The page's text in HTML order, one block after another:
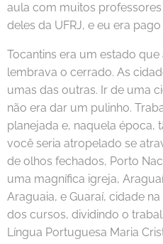
aula com muitos
deles da UFRJ, e eu era
Tocantins era um estado
lembrava o cerrado. As
umas das outras. Ir de uma
não era dar um pulinho.
planejada e, naquela época,
você seria atropelado se
de olhos fechados, Porto
uma magnífica igreja,
Araguaia, e Guaraí, cidade
dos cursos, dividindo o
Língua Portuguesa Maria